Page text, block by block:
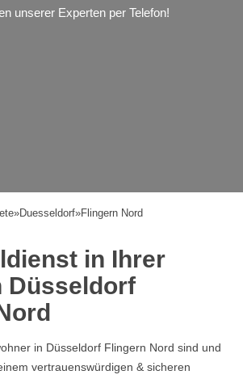
unserer Experten per Telefon!
»Duesseldorf»Flingern Nord
in Ihrer
Düsseldorf
in Düsseldorf Flingern Nord sind und
vertrauenswürdigen & sicheren